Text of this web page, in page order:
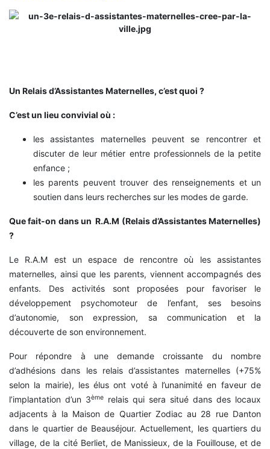
Un Relais d’Assistantes Maternelles, c’est quoi ?
C’est un lieu convivial où :
les assistantes maternelles peuvent se rencontrer et
discuter de leur métier entre professionnels de la petite
enfance ;
les parents peuvent trouver des renseignements et un
soutien dans leurs recherches sur les modes de garde.
Que fait-on dans un R.A.M (Relais d’Assistantes Maternelles)
?
Le R.A.M est un espace de rencontre où les assistantes
maternelles, ainsi que les parents, viennent accompagnés des
enfants. Des activités sont proposées pour favoriser le
développement psychomoteur de l’enfant, ses besoins
d’autonomie, son expression, sa communication et la
découverte de son environnement.
Pour répondre à une demande croissante du nombre
d’adhésions dans les relais d’assistantes maternelles (+75%
selon la mairie), les élus ont voté à l’unanimité en faveur de
l’implantation d’un 3ème
relais qui sera situé dans des locaux
adjacents à la Maison de Quartier Zodiac au 28 rue Danton
dans le quartier de Beauséjour. Actuellement, les quartiers du
village, de la cité Berliet, de Manissieux, de la Fouillouse, et de